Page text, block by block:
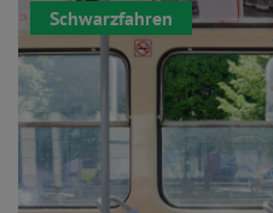
Schwarzfahren